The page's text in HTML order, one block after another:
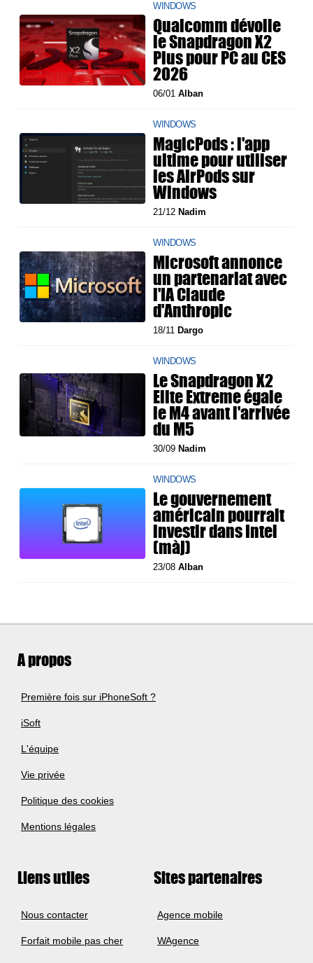
WINDOWS
Qualcomm dévoile
le Snapdragon X2
Plus pour PC au CES
2026
06/01Alban
WINDOWS
MagicPods : l'app
ultime pour utiliser
les AirPods sur
Windows
21/12 Nadim
WINDOWS
Microsoft annonce
un partenariat avec
l'IA Claude
d'Anthropic
18/11 Dargo
WINDOWS
Le Snapdragon X2
Elite Extreme égale
le M4 avant l'arrivée
du M5
30/09 Nadim
WINDOWS
Le gouvernement
américain pourrait
investir dans Intel
(màj)
23/08Alban
A propos
Première fois sur iPhoneSoft ?
iSoft
L'équipe
Vie privée
Politique des cookies
Mentions légales
Liens utiles
Nous contacter
Forfait mobile pas cher
Sites partenaires
Agence mobile
WAgence